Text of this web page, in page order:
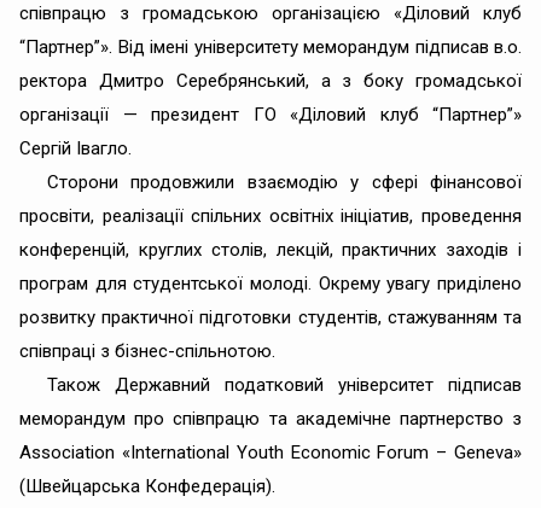
співпрацю з громадською організацією «Діловий клуб
“Партнер”». Від імені університету меморандум підписав в.о.
ректора Дмитро Серебрянський, а з боку громадської
організації — президент ГО «Діловий клуб “Партнер”»
Сергій Івагло.
Сторони продовжили взаємодію у сфері фінансової
просвіти, реалізації спільних освітніх ініціатив, проведення
конференцій, круглих столів, лекцій, практичних заходів і
програм для студентської молоді. Окрему увагу приділено
розвитку практичної підготовки студентів, стажуванням та
співпраці з бізнес-спільнотою.
Також Державний податковий університет підписав
меморандум про співпрацю та академічне партнерство з
Association «International Youth Economic Forum – Geneva»
(Швейцарська Конфедерація).